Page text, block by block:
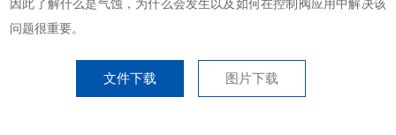
因此了解什么是气蚀，为什么会发生以及如何在控制阀应用中解决该
问题很重要。
文件下载 图片下载